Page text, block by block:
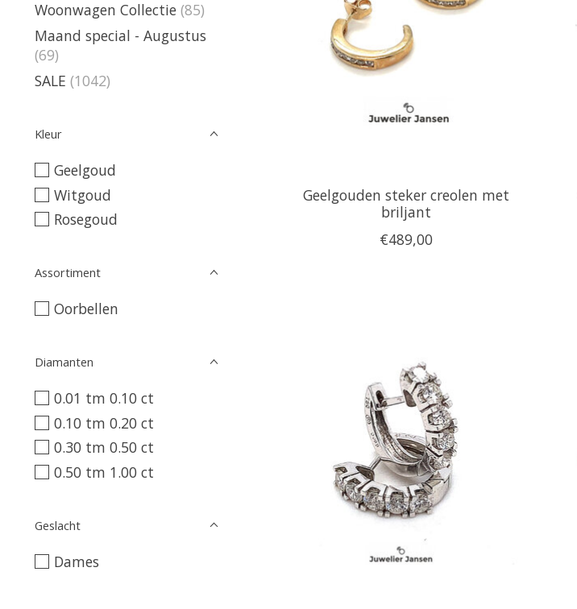
Woonwagen Collectie (85)
Maand special - Augustus
(69)
SALE (1042)
Kleur
Geelgoud
Witgoud
Rosegoud
Assortiment
Oorbellen
Diamanten
0.01 tm 0.10 ct
0.10 tm 0.20 ct
0.30 tm 0.50 ct
0.50 tm 1.00 ct
Geslacht
Dames
Geelgouden steker creolen met
briljant
€489,00